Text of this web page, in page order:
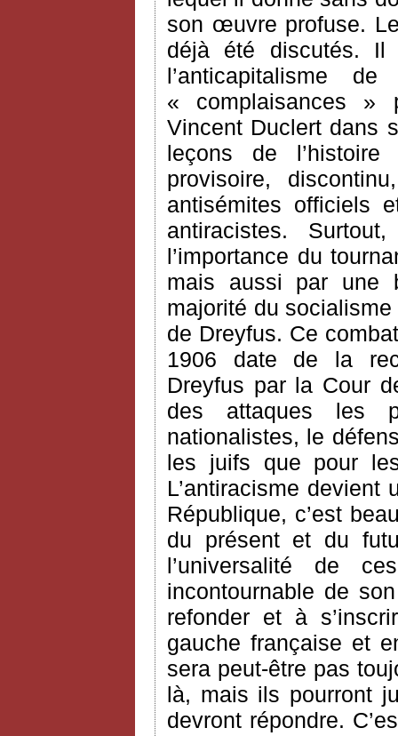
son œuvre profuse.
déjà été discutés. Il
l’anticapitalisme
« complaisances »
Vincent Duclert dans
leçons de
provisoire,
antisémites officiels
antiracistes.
l’importance du
mais aussi par une
majorité du
de Dreyfus. Ce
1906 date de la
Dreyfus par la Cour
des attaques les
nationalistes, le
les juifs que pour
L’antiracisme
République, c’est
du présent et du
l’universalité de
incontournable de
refonder et à
gauche française et
sera peut-être pas
là, mais ils pourront
devront répondre.